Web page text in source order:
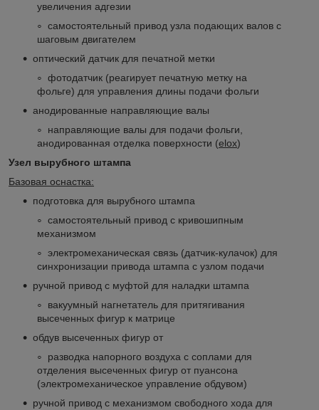
увеличения адгезии
самостоятельный привод узла подающих валов с
шаговым двигателем
оптический датчик для печатной метки
фотодатчик (реагирует печатную метку на
фольге) для управления длины подачи фольги
анодированные направляющие валы
направляющие валы для подачи фольги,
анодированная отделка поверхности (elox)
Узел вырубного штампа
Базовая оснастка:
подготовка для вырубного штампа
самостоятельный привод с кривошипным
механизмом
электромеханическая связь (датчик-кулачок) для
синхронизации привода штампа с узлом подачи
ручной привод с муфтой для наладки штампа
вакуумный нагнетатель для притягивания
высеченных фигур к матрице
обдув высеченных фигур от
разводка напорного воздуха с соплами для
отделения высеченных фигур от пуансона
(электромеханическое управление обдувом)
ручной привод с механизмом свободного хода для